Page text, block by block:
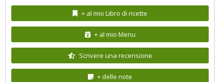
+ al mio Libro di ricette
+ al mio Menu
Scrivere una recensione
+ delle note